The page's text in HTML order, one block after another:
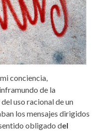
conciencia,
de la
uso racional de un
los mensajes dirigidos
obligado del